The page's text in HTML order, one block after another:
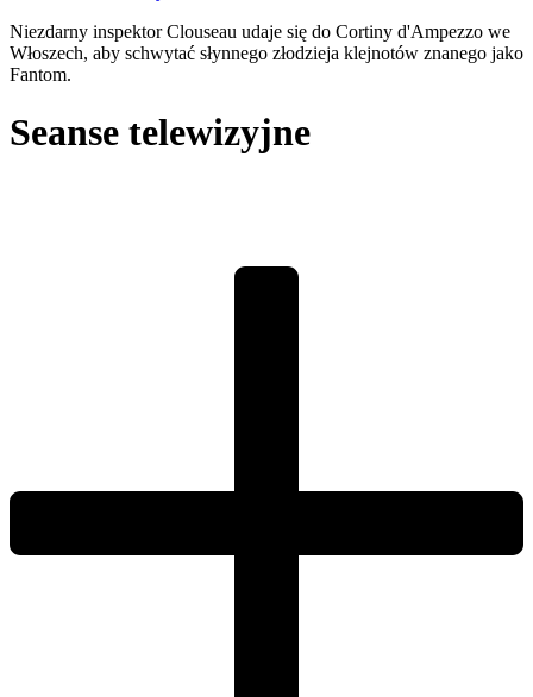
Niezdarny inspektor Clouseau udaje się do Cortiny d'Ampezzo we
Włoszech, aby schwytać słynnego złodzieja klejnotów znanego jako
Fantom.
Seanse telewizyjne